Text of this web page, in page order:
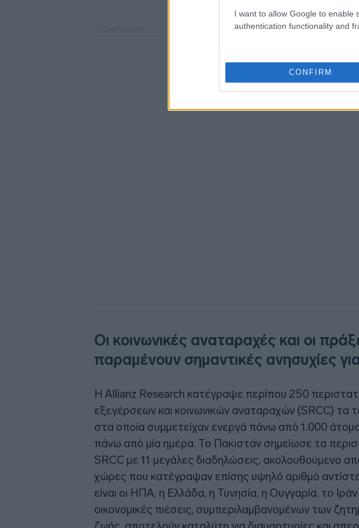
I want to allow Google to enable
authentication functionality and
CONFIRM
Οι κοινωνικές αναταραχές και οι
παραμένουν σημαντικές ανησυχίες για
Η Allianz Research κατέγραψε περίπου 250
εξεγέρσεων και κοινωνικών αναταραχών (SRCC) τα
στα οποία συμμετείχαν ενεργά πάνω από 1.000 άτομα
πάνω από μία ημέρα. Το Πακιστάν σημείωσε τα
SRCC με 11 μεγάλες διαδηλώσεις, ακολουθούμενο
χώρες που κατέγραψαν επίσης υψηλό αριθμό
είναι οι ΗΠΑ, η Ελλάδα, η Τυνησία, η Ουγγαρία, το Ιράν
οικονομικές πιέσεις, συμπεριλαμβανομένων των